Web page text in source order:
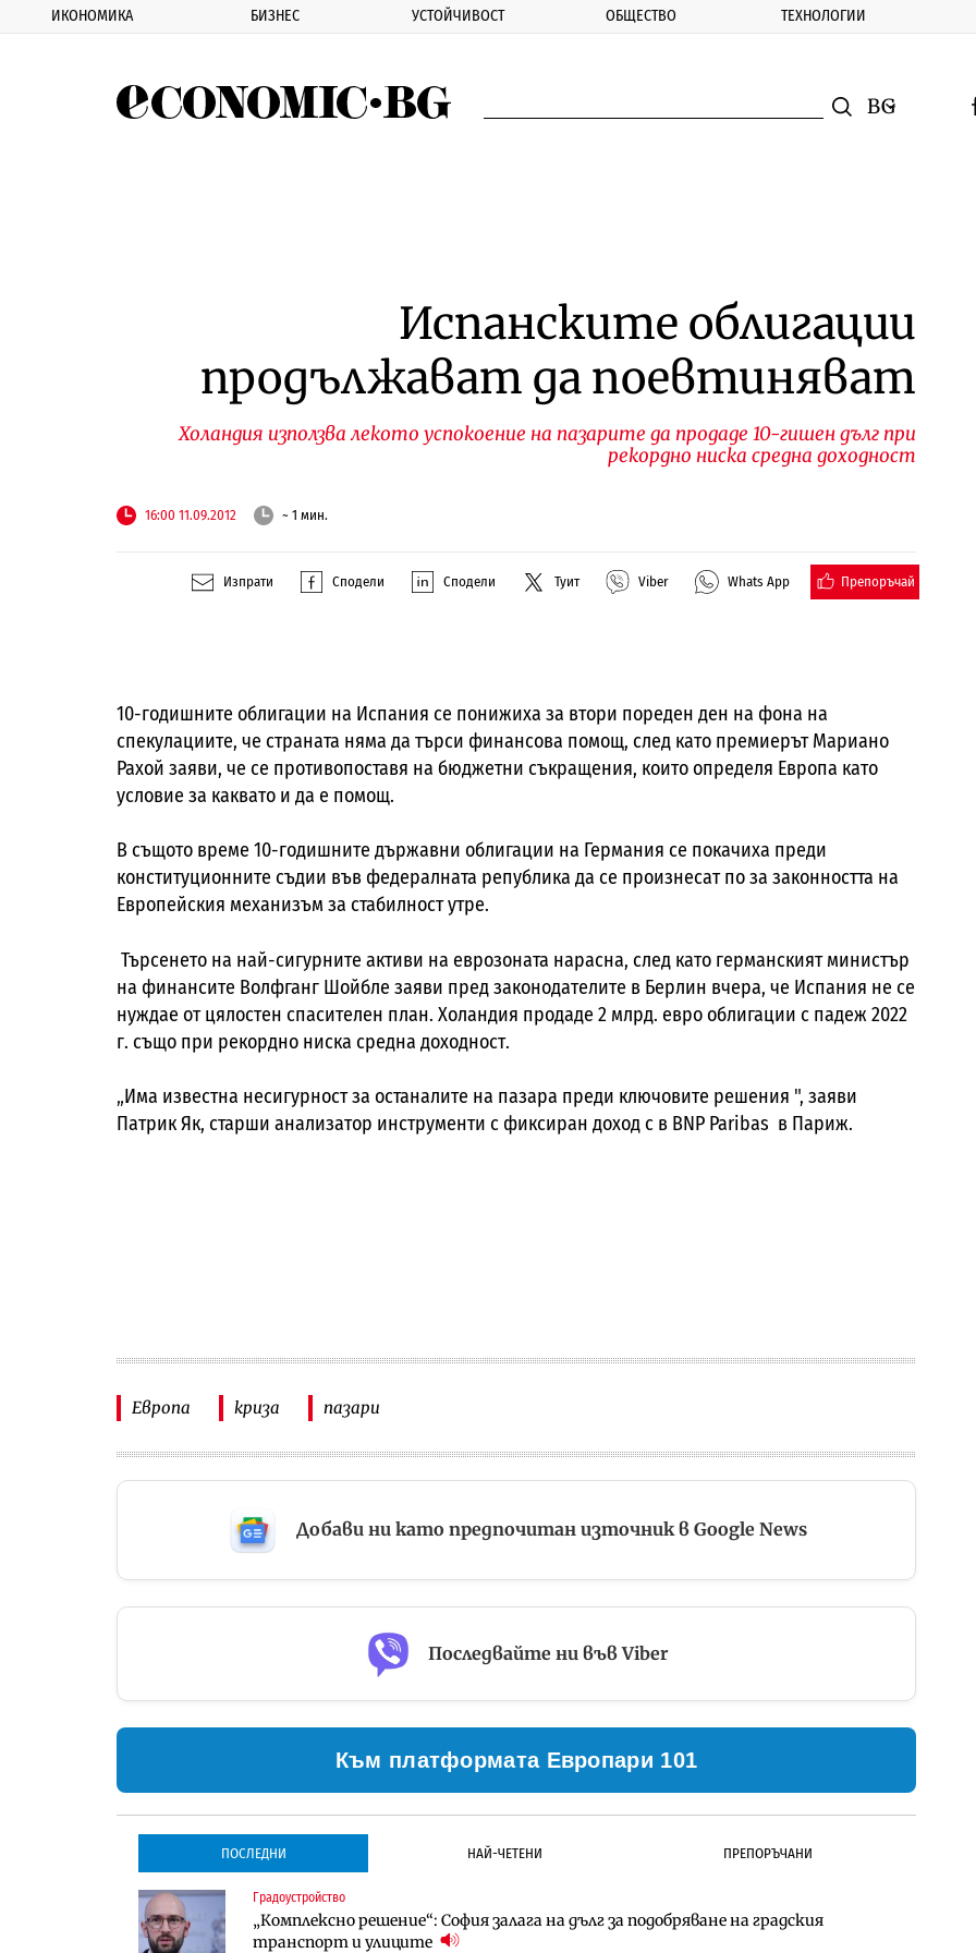
ИКОНОМИКА БИЗНЕС УСТОЙЧИВОСТ ОБЩЕСТВО ТЕХНОЛОГИИ
Смяна на
Испанските облигации
продължават да поевтиняват
Холандия използва лекото успокоение на пазарите да продаде 10-гишен дълг при
рекордно ниска средна доходност
16:00 11.09.2012 ~ 1 мин.
Изпрати Сподели Сподели Туит Viber Whats App Препоръчай
10-годишните облигации на Испания се понижиха за втори пореден ден на фона на
спекулациите, че страната няма да търси финансова помощ, след като премиерът Мариано
Рахой заяви, че се противопоставя на бюджетни съкращения, които определя Европа като
условие за каквато и да е помощ.
В същото време 10-годишните държавни облигации на Германия се покачиха преди
конституционните съдии във федералната република да се произнесат по за законността на
Европейския механизъм за стабилност утре.
Търсенето на най-сигурните активи на еврозоната нарасна, след като германският министър
на финансите Волфганг Шойбле заяви пред законодателите в Берлин вчера, че Испания не се
нуждае от цялостен спасителен план. Холандия продаде 2 млрд. евро облигации с падеж 2022
г. също при рекордно ниска средна доходност.
„Има известна несигурност за останалите на пазара преди ключовите решения ", заяви
Патрик Як, старши анализатор инструменти с фиксиран доход с в BNP Paribas в Париж.
Европа криза пазари
Добави ни като предпочитан източник в Google News
Последвайте ни във Viber
Към платформата Европари 101
ПОСЛЕДНИ НАЙ-ЧЕТЕНИ ПРЕПОРЪЧАНИ
Градоустройство
„Комплексно решение“: София залага на дълг за подобряване на градския
транспорт и улиците
Градоустройство
Столична община избра изпълнител за преместването на трамвайното
трасе по бул. „Скобелев“
Инфраструктура
Проектирането на тунела под Петрохан ще върви паралелно с екологичните
оценки